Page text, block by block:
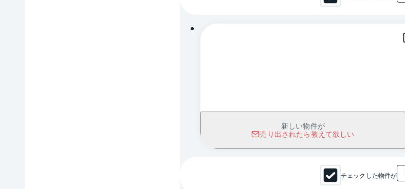
新しい物件が
売り出されたら教えて欲しい
チェックした物件が